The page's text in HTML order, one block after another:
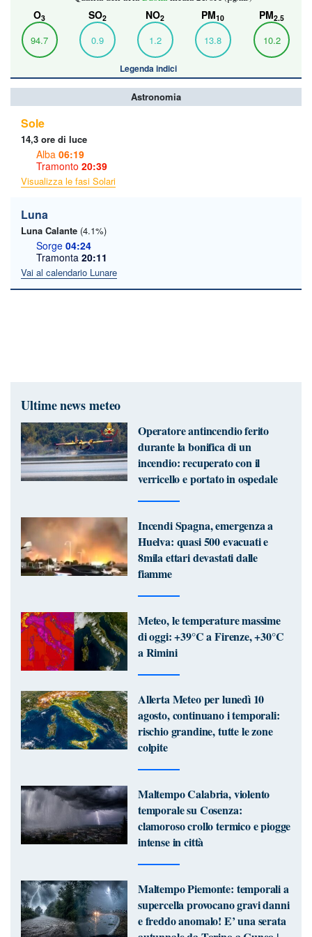
O3
94.7
SO2
0.9
NO2
1.2
PM10
13.8
PM2.5
10.2
Legenda indici
Astronomia
Sole
14,3 ore di luce
Alba 06:19
Tramonto 20:39
Visualizza le fasi Solari
Luna
Luna Calante (4.1%)
Sorge 04:24
Tramonta 20:11
Vai al calendario Lunare
Ultime news meteo
Operatore antincendio ferito
durante la bonifica di un
incendio: recuperato con il
verricello e portato in ospedale
Incendi Spagna, emergenza a
Huelva: quasi 500 evacuati e
8mila ettari devastati dalle
fiamme
Meteo, le temperature massime
di oggi: +39°C a Firenze, +30°C
a Rimini
Allerta Meteo per lunedì 10
agosto, continuano i temporali:
rischio grandine, tutte le zone
colpite
Maltempo Calabria, violento
temporale su Cosenza:
clamoroso crollo termico e piogge
intense in città
Maltempo Piemonte: temporali a
supercella provocano gravi danni
e freddo anomalo! E’ una serata